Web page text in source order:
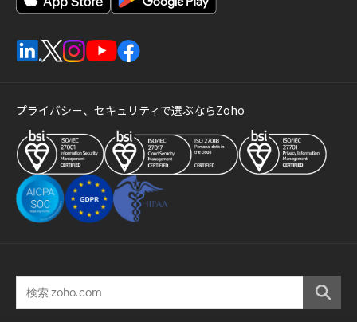
プライバシー、セキュリティで選ぶならZoho